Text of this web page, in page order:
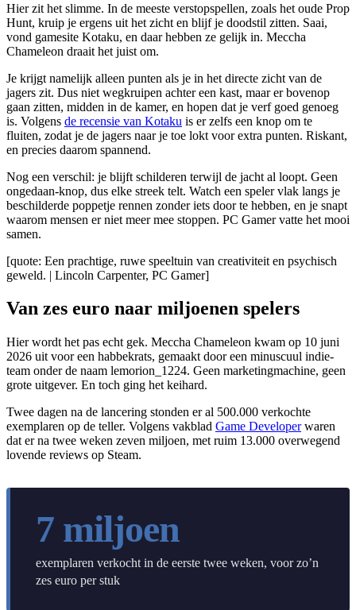
Hier zit het slimme. In de meeste verstopspellen, zoals het oude Prop
Hunt, kruip je ergens uit het zicht en blijf je doodstil zitten. Saai,
vond gamesite Kotaku, en daar hebben ze gelijk in. Meccha
Chameleon draait het juist om.
Je krijgt namelijk alleen punten als je in het directe zicht van de
jagers zit. Dus niet wegkruipen achter een kast, maar er bovenop
gaan zitten, midden in de kamer, en hopen dat je verf goed genoeg
is. Volgens de recensie van Kotaku is er zelfs een knop om te
fluiten, zodat je de jagers naar je toe lokt voor extra punten. Riskant,
en precies daarom spannend.
Nog een verschil: je blijft schilderen terwijl de jacht al loopt. Geen
ongedaan-knop, dus elke streek telt. Watch een speler vlak langs je
beschilderde poppetje rennen zonder iets door te hebben, en je snapt
waarom mensen er niet meer mee stoppen. PC Gamer vatte het mooi
samen.
[quote: Een prachtige, ruwe speeltuin van creativiteit en psychisch
geweld. | Lincoln Carpenter, PC Gamer]
Van zes euro naar miljoenen spelers
Hier wordt het pas echt gek. Meccha Chameleon kwam op 10 juni
2026 uit voor een habbekrats, gemaakt door een minuscuul indie-
team onder de naam lemorion_1224. Geen marketingmachine, geen
grote uitgever. En toch ging het keihard.
Twee dagen na de lancering stonden er al 500.000 verkochte
exemplaren op de teller. Volgens vakblad Game Developerwaren
dat er na twee weken zeven miljoen, met ruim 13.000 overwegend
lovende reviews op Steam.
7 miljoen
exemplaren verkocht in de eerste twee weken, voor zo’n
zes euro per stuk